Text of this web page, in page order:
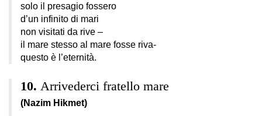
solo il presagio fossero
d’un infinito di mari
non visitati da rive –
il mare stesso al mare fosse riva-
questo è l’eternità.
Arrivederci fratello mare
(Nazim Hikmet)